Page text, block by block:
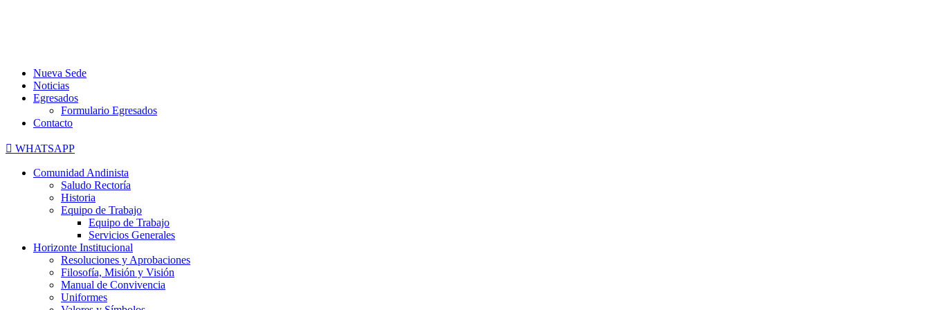
Nueva Sede
Noticias
Egresados
Formulario Egresados
Contacto
WHATSAPP
Comunidad Andinista
Saludo Rectoría
Historia
Equipo de Trabajo
Equipo de Trabajo
Servicios Generales
Horizonte Institucional
Resoluciones y Aprobaciones
Filosofía, Misión y Visión
Manual de Convivencia
Uniformes